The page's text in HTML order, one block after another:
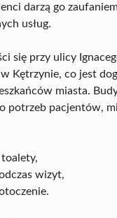
darzą go
usług.
się przy ulicy
Kętrzynie, co jest
miasta.
potrzeb pacjentów,
wizyt,